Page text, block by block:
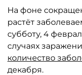
На фоне
растёт
субботу, 4
случаях
количество
декабря.